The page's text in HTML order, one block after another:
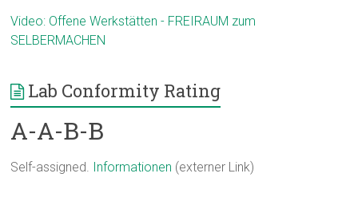
Video: Offene Werkstätten - FREIRAUM zum
SELBERMACHEN
Lab Conformity Rating
A-A-B-B
Self-assigned. Informationen (externer Link)